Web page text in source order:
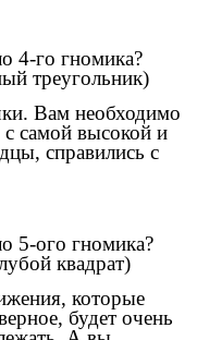
4-го гномика?
треугольник)
Вам необходимо
с самой высокой и
справились с
5-ого гномика?
квадрат)
которые
будет очень